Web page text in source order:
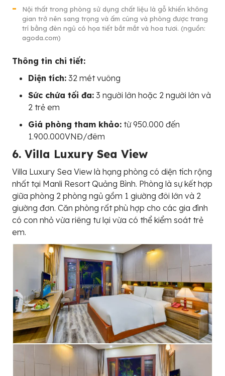
Nội thất trong phòng sử dụng chất liệu là gỗ khiến không
gian trở nên sang trọng và ấm cúng và phòng được trang
trí bằng đèn ngủ có họa tiết bắt mắt và hoa tươi. (nguồn:
agoda.com)
Thông tin chi tiết:
Diện tích: 32 mét vuông
Sức chứa tối đa: 3 người lớn hoặc 2 người lớn và
2 trẻ em
Giá phòng tham khảo: từ 950.000 đến
1.900.000VNĐ/đêm
6. Villa Luxury Sea View
Villa Luxury Sea View là hạng phòng có diện tích rộng
nhất tại Manli Resort Quảng Bình. Phòng là sự kết hợp
giữa phòng 2 phòng ngủ gồm 1 giường đôi lớn và 2
giường đơn. Căn phòng rất phù hợp cho các gia đình
có con nhỏ vừa riêng tư lại vừa có thể kiểm soát trẻ
em.